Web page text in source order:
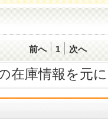
前へ 1 次へ
在庫情報を元